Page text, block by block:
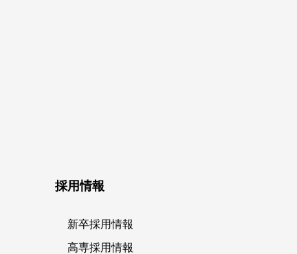
採用情報
新卒採用情報
高専採用情報